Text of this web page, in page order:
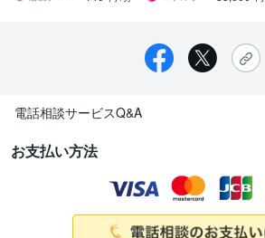
電話相談サービスQ&A
お支払い方法